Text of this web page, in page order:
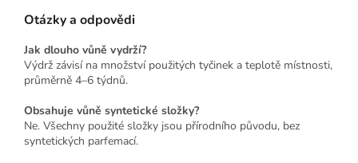
Otázky a odpovědi
Jak dlouho vůně vydrží?
Výdrž závisí na množství použitých tyčinek a teplotě místnosti,
průměrně 4–6 týdnů.
Obsahuje vůně syntetické složky?
Ne. Všechny použité složky jsou přírodního původu, bez
syntetických parfemací.